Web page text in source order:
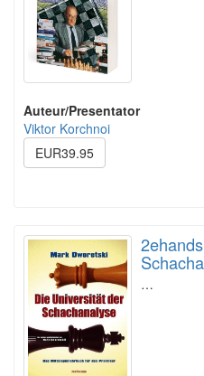
Auteur/Presentator
Viktor Korchnoi
EUR39.95
…